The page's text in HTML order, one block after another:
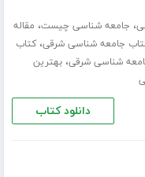
، جامعه شناسی چیست، مقاله
کتاب جامعه شناسی شرقی،کتاب
شناسی شرقی،بهترین
دانلود کتاب